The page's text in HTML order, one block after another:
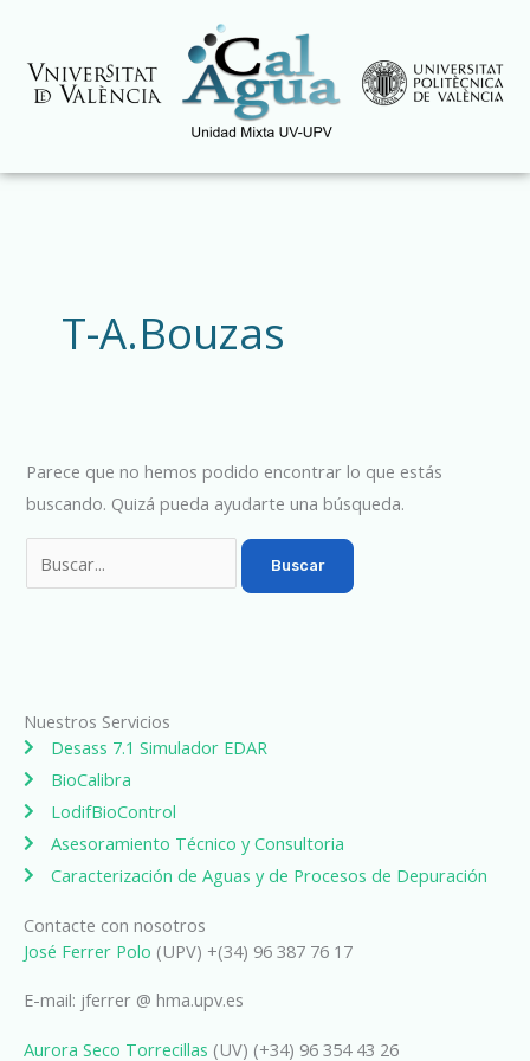
contenido
T-A.Bouzas
Parece que no hemos podido encontrar lo que estás
buscando. Quizá pueda ayudarte una búsqueda.
Nuestros Servicios
Desass 7.1 Simulador EDAR
BioCalibra
LodifBioControl
Asesoramiento Técnico y Consultoria
Caracterización de Aguas y de Procesos de Depuración
Contacte con nosotros
José Ferrer Polo (UPV) +(34) 96 387 76 17
E-mail: jferrer @ hma.upv.es
Aurora Seco Torrecillas (UV) (+34) 96 354 43 26